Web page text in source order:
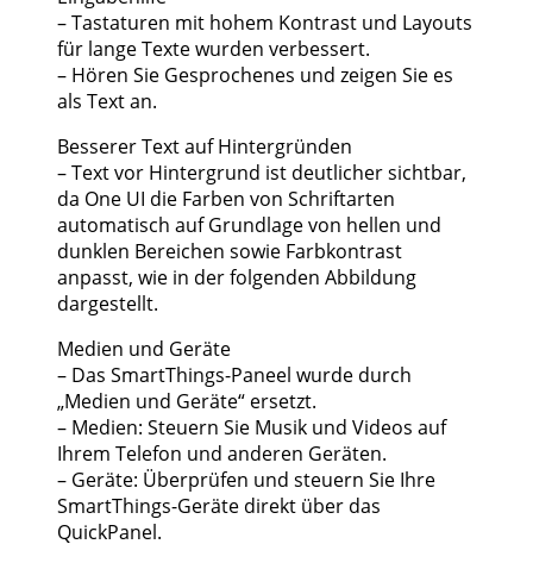
– Tastaturen mit hohem Kontrast und Layouts
für lange Texte wurden verbessert.
– Hören Sie Gesprochenes und zeigen Sie es
als Text an.
Besserer Text auf Hintergründen
– Text vor Hintergrund ist deutlicher sichtbar,
da One UI die Farben von Schriftarten
automatisch auf Grundlage von hellen und
dunklen Bereichen sowie Farbkontrast
anpasst, wie in der folgenden Abbildung
dargestellt.
Medien und Geräte
– Das SmartThings-Paneel wurde durch
„Medien und Geräte“ ersetzt.
– Medien: Steuern Sie Musik und Videos auf
Ihrem Telefon und anderen Geräten.
– Geräte: Überprüfen und steuern Sie Ihre
SmartThings-Geräte direkt über das
QuickPanel.